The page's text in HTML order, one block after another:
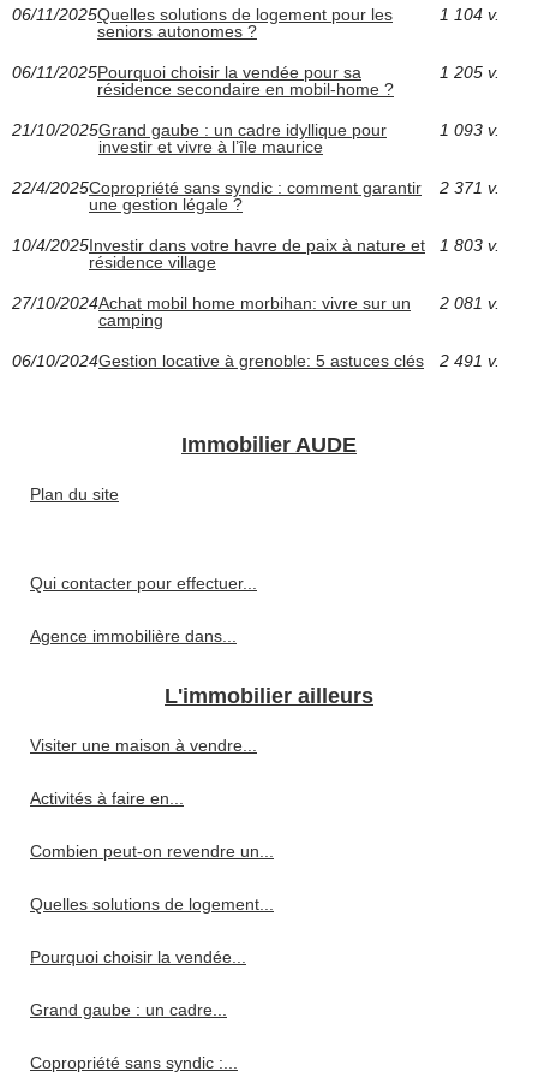
06/11/2025Quelles solutions de logement pour les
seniors autonomes ?
1 104 v.
06/11/2025Pourquoi choisir la vendée pour sa
résidence secondaire en mobil-home ?
1 205 v.
21/10/2025Grand gaube : un cadre idyllique pour
investir et vivre à l’île maurice
1 093 v.
22/4/2025Copropriété sans syndic : comment garantir
une gestion légale ?
2 371 v.
10/4/2025Investir dans votre havre de paix à nature et
résidence village
1 803 v.
27/10/2024Achat mobil home morbihan: vivre sur un
camping
2 081 v.
06/10/2024Gestion locative à grenoble: 5 astuces clés 2 491 v.
Immobilier AUDE
Plan du site
Qui contacter pour effectuer...
Agence immobilière dans...
L'immobilier ailleurs
Visiter une maison à vendre...
Activités à faire en...
Combien peut-on revendre un...
Quelles solutions de logement...
Pourquoi choisir la vendée...
Grand gaube : un cadre...
Copropriété sans syndic :...